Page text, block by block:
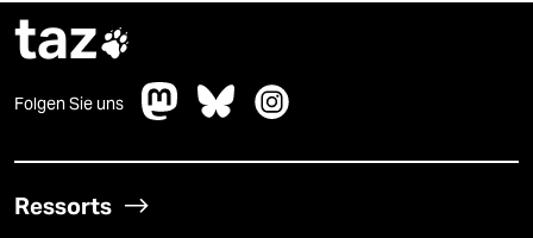
taz
Folgen Sie uns
Ressorts